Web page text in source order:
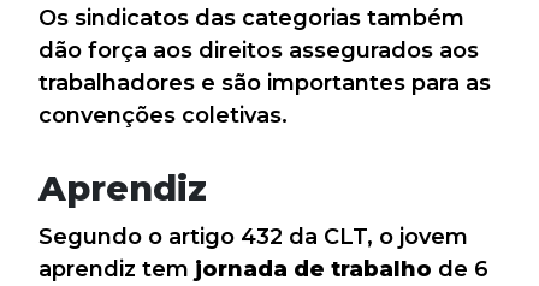
Os sindicatos das categorias também
dão força aos direitos assegurados aos
trabalhadores e são importantes para as
convenções coletivas.
Aprendiz
Segundo o artigo 432 da CLT, o jovem
aprendiz tem jornada de trabalho de 6